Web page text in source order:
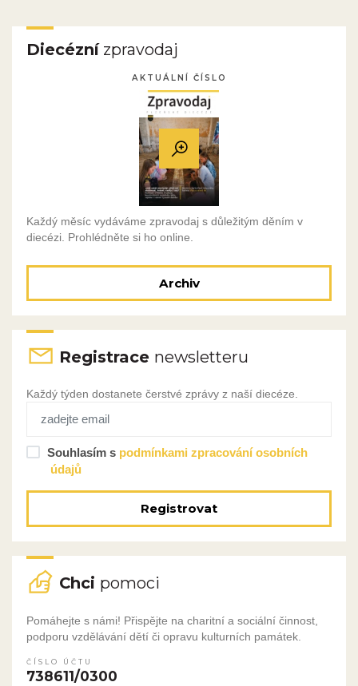
Diecéznízpravodaj
AKTUÁLNÍ ČÍSLO
Každý měsíc vydáváme zpravodaj s důležitým děním v
diecézi. Prohlédněte si ho online.
Archiv
Registrace newsletteru
Každý týden dostanete čerstvé zprávy z naší diecéze.
Souhlasím s podmínkami zpracování osobních
údajů
Registrovat
Chci pomoci
Pomáhejte s námi! Přispějte na charitní a sociální činnost,
podporu vzdělávání dětí či opravu kulturních památek.
ČÍSLO ÚČTU
738611/0300